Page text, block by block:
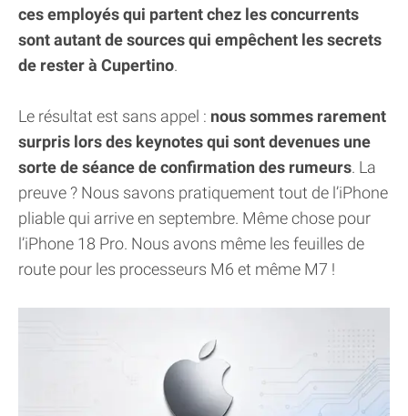
ces employés qui partent chez les concurrents
sont autant de sources qui empêchent les secrets
de rester à Cupertino.
Le résultat est sans appel : nous sommes rarement
surpris lors des keynotes qui sont devenues une
sorte de séance de confirmation des rumeurs. La
preuve ? Nous savons pratiquement tout de l’iPhone
pliable qui arrive en septembre. Même chose pour
l’iPhone 18 Pro. Nous avons même les feuilles de
route pour les processeurs M6 et même M7 !